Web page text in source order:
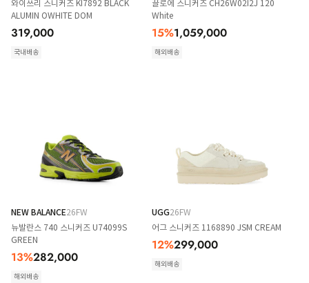
와이쓰리 스니커즈 KI7892 BLACK
ALUMIN OWHITE DOM
319,000
국내배송
끌로에 스니커즈 CH26W02I2J 120
White
15%1,059,000
해외배송
NEW BALANCE26FW
뉴발란스 740 스니커즈 U74099S
GREEN
13%282,000
해외배송
UGG26FW
어그 스니커즈 1168890 JSM CREAM
12%299,000
해외배송